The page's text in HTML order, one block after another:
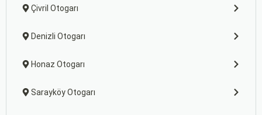
Çivril Otogarı
Denizli Otogarı
Honaz Otogarı
Sarayköy Otogarı